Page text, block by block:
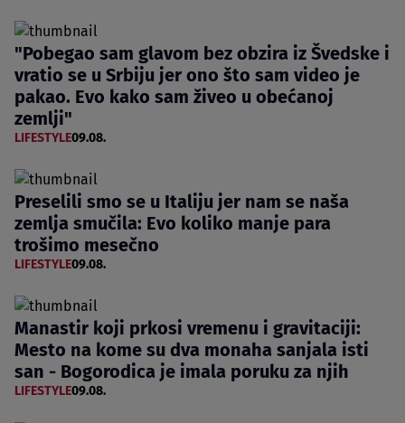
"Pobegao sam glavom bez obzira iz Švedske i
vratio se u Srbiju jer ono što sam video je
pakao. Evo kako sam živeo u obećanoj
zemlji"
LIFESTYLE09.08.
Preselili smo se u Italiju jer nam se naša
zemlja smučila: Evo koliko manje para
trošimo mesečno
LIFESTYLE09.08.
Manastir koji prkosi vremenu i gravitaciji:
Mesto na kome su dva monaha sanjala isti
san - Bogorodica je imala poruku za njih
LIFESTYLE09.08.